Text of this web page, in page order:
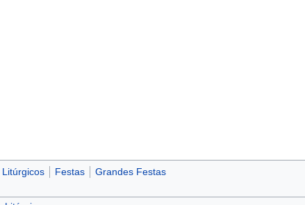
Litúrgicos Festas Grandes Festas